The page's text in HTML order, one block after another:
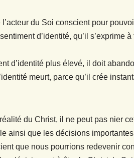
du Soi conscient pour
d’identité, qu’il s’exprime
d’identité plus élevé, il doit
meurt, parce qu’il crée
du Christ, il ne peut pas nier
ainsi que les décisions
que nous pourrions redevenir